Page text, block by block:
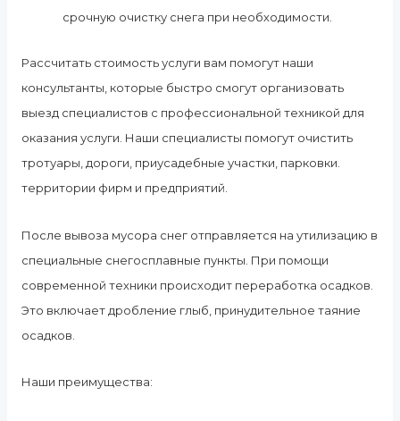
срочную очистку снега при необходимости.
Рассчитать стоимость услуги вам помогут наши
консультанты, которые быстро смогут организовать
выезд специалистов с профессиональной техникой для
оказания услуги. Наши специалисты помогут очистить
тротуары, дороги, приусадебные участки, парковки.
территории фирм и предприятий.
После вывоза мусора снег отправляется на утилизацию в
специальные снегосплавные пункты. При помощи
современной техники происходит переработка осадков.
Это включает дробление глыб, принудительное таяние
осадков.
Наши преимущества: